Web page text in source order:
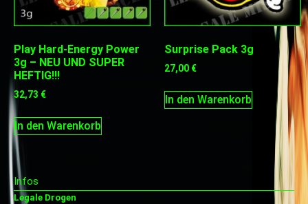
Play Hard-Energy Power
3g – NEU UND SUPER
HEFTIG!!!
32,73 €
In den Warenkorb
Surprise Pack 3g
27,00 €
In den Warenkorb
Infos
Legale Drogen